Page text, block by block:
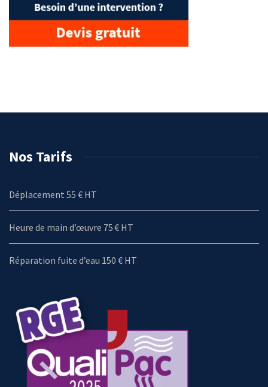
Nos Tarifs
Déplacement 55 € HT
Heure de main d’œuvre 75 € HT
Réparation fuite d’eau 150 € HT